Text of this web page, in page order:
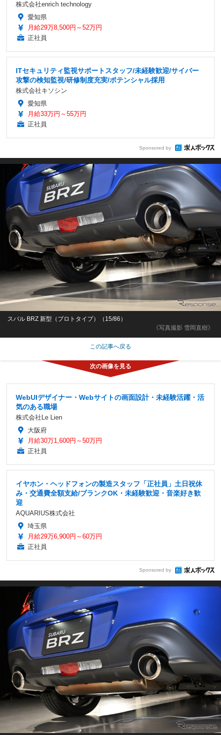
株式会社enrich technology
愛知県
月給29万8,500円～52万円
正社員
ITセキュリティ監視サポートスタッフ/未経験歓迎/サイバー
攻撃の検知監視/研修制度充実/ポテンシャル採用
株式会社キソシン
愛知県
月給33万円～55万円
正社員
Sponsored by
《写真撮影 雪岡直樹》
スバル BRZ 新型（プロトタイプ）（15/86）
この記事へ戻る
WebUIデザイナー・Webサイトの画面設計・未経験活躍・活
気のある職場
株式会社Le Lien
大阪府
月給30万1,600円～50万円
正社員
イヤホン・ヘッドフォンの製造スタッフ「正社員」土日祝休
み・交通費全額支給/ブランクOK・未経験歓迎・音楽好き歓
迎
AQUARIUS株式会社
埼玉県
月給29万6,900円～60万円
正社員
Sponsored by